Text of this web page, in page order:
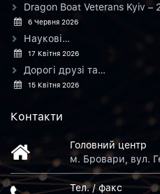
Dragon Boat Veterans Kyiv –
6 Червня 2026
Наукові…
17 Квітня 2026
Дорогі друзі та…
15 Квітня 2026
Контакти
Головний центр
м. Бровари, вул.
Тел. / факс